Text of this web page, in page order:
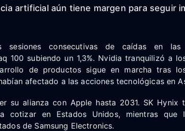
artificial aún tiene margen para seguir
consecutivas de caídas en las
100 subiendo un 1,3%. Nvidia tranquilizó a
de productos sigue en marcha tras
afectado a las acciones tecnológicas en
su alianza con Apple hasta 2031. SK Hynix
cotizar en Estados Unidos, mientras que
de Samsung Electronics.